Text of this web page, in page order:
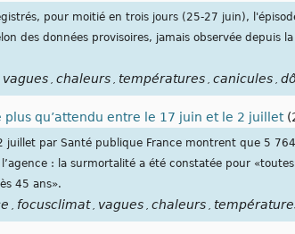
pour moitié en trois jours (25-27 juin),
des données provisoires, jamais observée depuis
vagues , chaleurs , températures , canicules ,
qu’attendu entre le 17 juin et le 2 juillet
juillet par Santé publique France montrent que 5
: la surmortalité a été constatée pour
45 ans».
, focusclimat , vagues , chaleurs ,